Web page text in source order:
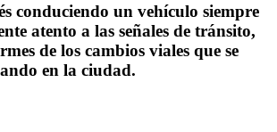
conduciendo un vehículo siempre
atento a las señales de tránsito,
de los cambios viales que se
en la ciudad.